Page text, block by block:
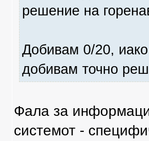
решение на
Добивам 0/20, иако
добивам точно
Фала за
системот -